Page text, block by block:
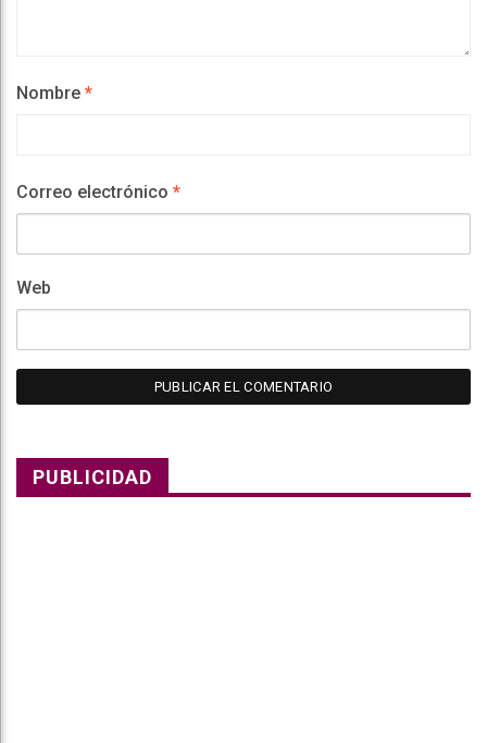
Nombre *
Correo electrónico *
Web
PUBLICIDAD